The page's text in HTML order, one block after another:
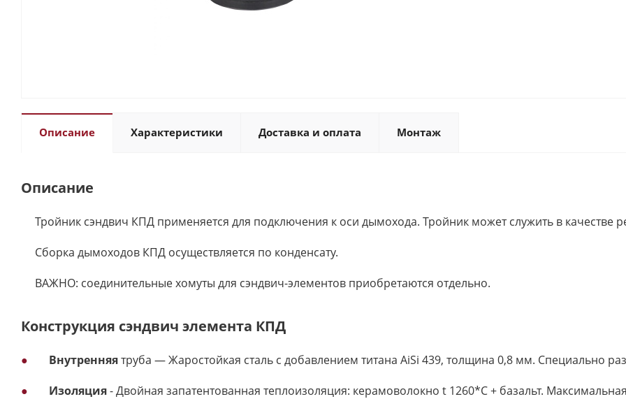
Описание Характеристики Доставка и оплата Монтаж
Описание
Тройник сэндвич КПД применяется для подключения к оси дымохода. Тройник может служить в качестве
Сборка дымоходов КПД осуществляется по конденсату.
ВАЖНО: соединительные хомуты для сэндвич-элементов приобретаются отдельно.
Конструкция сэндвич элемента КПД
Внутренняятруба — Жаростойкая сталь с добавлением титана AiSi 439, толщина 0,8 мм. Специально
Изоляция- Двойная запатентованная теплоизоляция: керамоволокно t 1260*C + базальт.